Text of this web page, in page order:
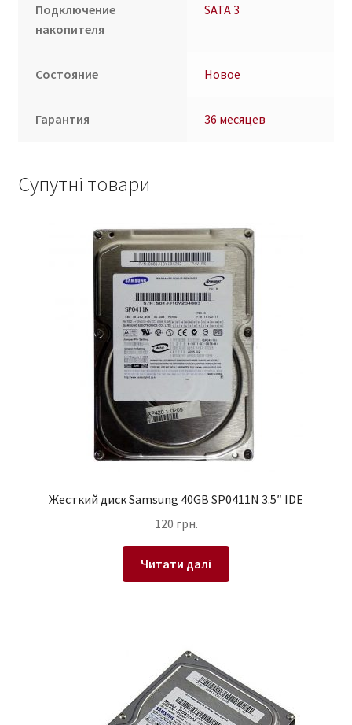
Подключение
накопителя
SATA 3
Состояние Новое
Гарантия 36 месяцев
Супутні товари
Жесткий диск Samsung 40GB SP0411N 3.5″ IDE
120 грн.
Читати далі